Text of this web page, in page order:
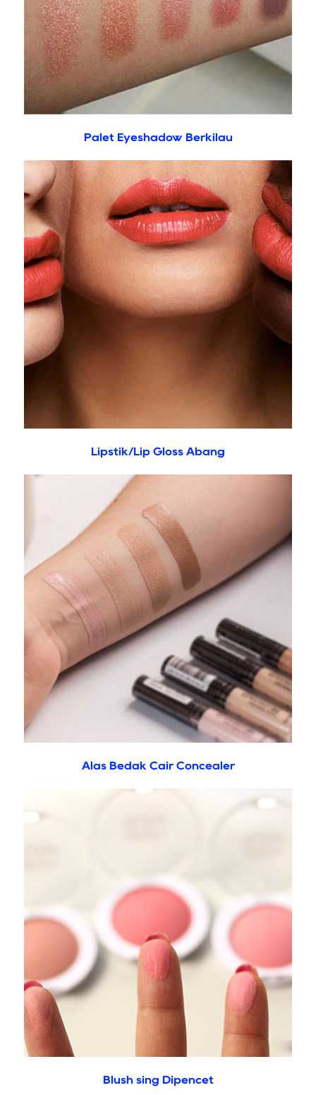
Palet Eyeshadow Berkilau
Lipstik/Lip Gloss Abang
Alas Bedak Cair Concealer
Blush sing Dipencet